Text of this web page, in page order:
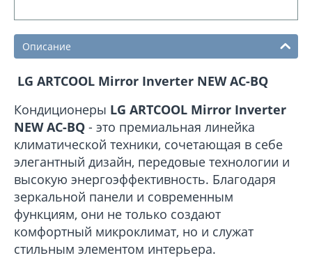
Описание
LG ARTCOOL Mirror Inverter NEW AC-BQ
Кондиционеры LG ARTCOOL Mirror Inverter
NEW AC-BQ - это премиальная линейка
климатической техники, сочетающая в себе
элегантный дизайн, передовые технологии и
высокую энергоэффективность. Благодаря
зеркальной панели и современным
функциям, они не только создают
комфортный микроклимат, но и служат
стильным элементом интерьера.